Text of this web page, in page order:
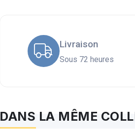
Livraison
Sous 72 heures
DANS LA MÊME